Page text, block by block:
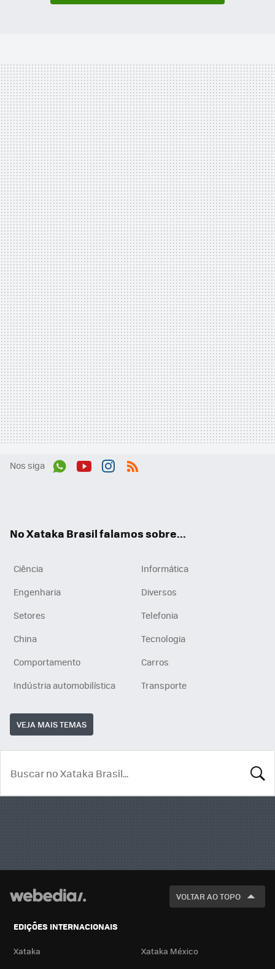
Nos siga
No Xataka Brasil falamos sobre...
Ciência
Informática
Engenharia
Diversos
Setores
Telefonia
China
Tecnologia
Comportamento
Carros
Indústria automobilística
Transporte
VEJA MAIS TEMAS
VOLTAR AO TOPO
EDIÇÕES INTERNACIONAIS
Xataka Xataka México